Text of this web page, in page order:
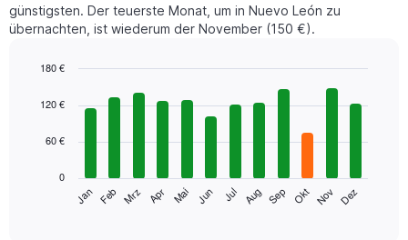
günstigsten. Der teuerste Monat, um in Nuevo León zu
übernachten, ist wiederum der November (150 €).
chart
bars.
folgende
graphic.
Jan Feb Mrz Apr Mai Jun Jul Aug Sep Okt Nov Dez
0
60 €
120 €
180 €